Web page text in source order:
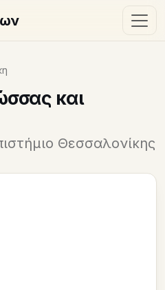
και
Θεσσαλονίκης